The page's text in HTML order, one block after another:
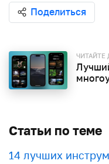
Поделиться
ЧИТАЙТЕ
Статьи по теме
​​14 лучших